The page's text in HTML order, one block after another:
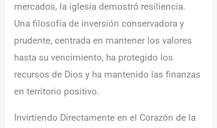
mercados, la iglesia demostró resiliencia.
Una filosofía de inversión conservadora y
prudente, centrada en mantener los valores
hasta su vencimiento, ha protegido los
recursos de Dios y ha mantenido las finanzas
en territorio positivo.
Invirtiendo Directamente en el Corazón de la